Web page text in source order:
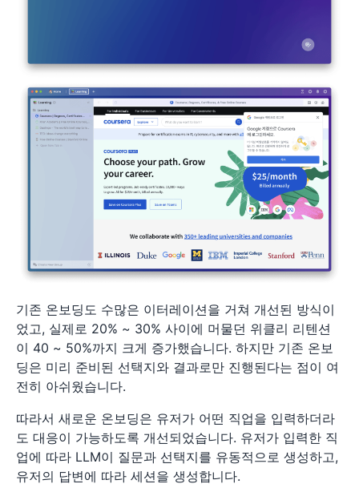
기존 온보딩도 수많은 이터레이션을 거쳐 개선된 방식이
었고, 실제로 20% ~ 30% 사이에 머물던 위클리 리텐션
이 40 ~ 50%까지 크게 증가했습니다. 하지만 기존 온보
딩은 미리 준비된 선택지와 결과로만 진행된다는 점이 여
전히 아쉬웠습니다.
따라서 새로운 온보딩은 유저가 어떤 직업을 입력하더라
도 대응이 가능하도록 개선되었습니다. 유저가 입력한 직
업에 따라 LLM이 질문과 선택지를 유동적으로 생성하고,
유저의 답변에 따라 세션을 생성합니다.